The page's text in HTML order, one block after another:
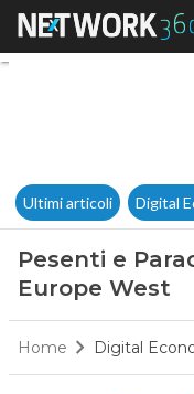
Ultimi articoli Digital
Pesenti e
Europe West
Home Digital